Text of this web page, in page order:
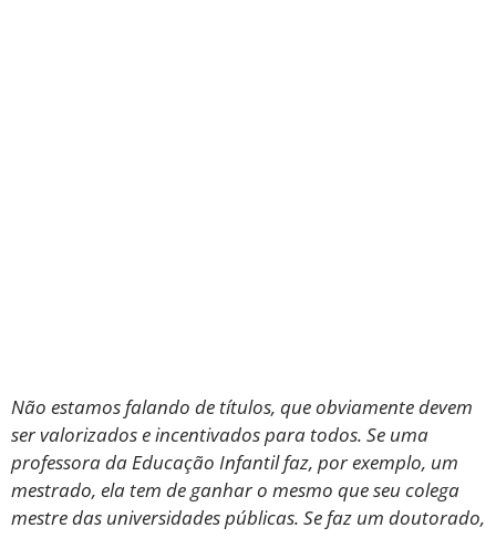
Não estamos falando de títulos, que obviamente devem
ser valorizados e incentivados para todos. Se uma
professora da Educação Infantil faz, por exemplo, um
mestrado, ela tem de ganhar o mesmo que seu colega
mestre das universidades públicas. Se faz um doutorado,